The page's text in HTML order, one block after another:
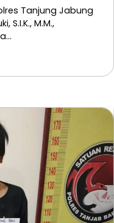
Tanjung Jabung
S.I.K., M.M.,